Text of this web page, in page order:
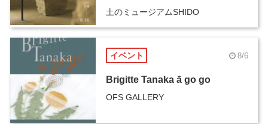
土のミュージアムSHIDO
イベント 8/6
Brigitte Tanaka ā go go
OFS GALLERY